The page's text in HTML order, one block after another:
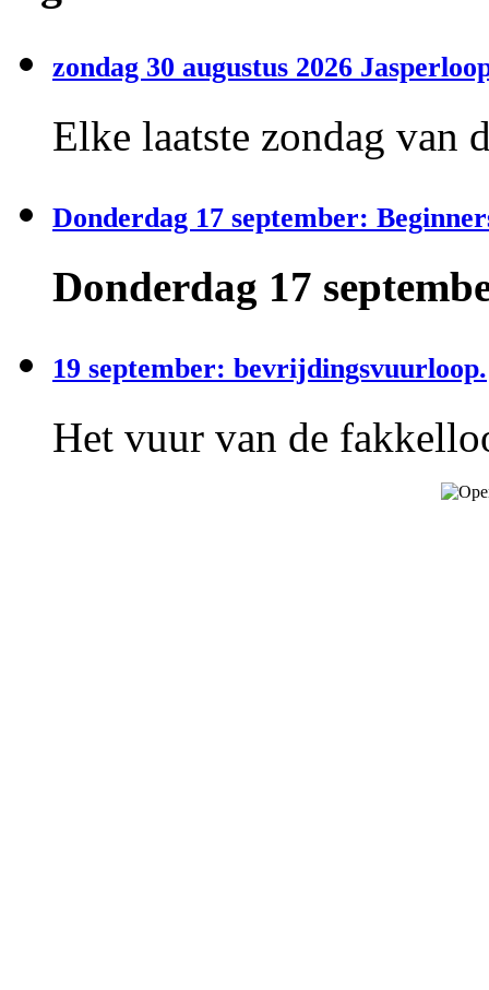
zondag 30 augustus 2026
Elke laatste zondag van
Donderdag 17 september:
Donderdag 17
19 september: bevrijdingsvuurloop.
Het vuur van de